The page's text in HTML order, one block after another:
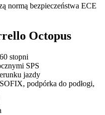
normą bezpieczeństwa ECE
Octopus
stopni
SPS
jazdy
podpórka do podłogi,